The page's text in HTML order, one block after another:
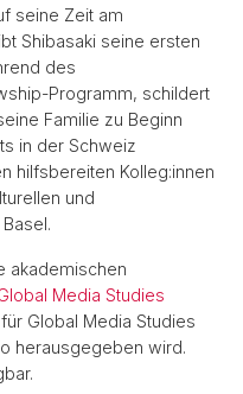
seine Zeit am
Shibasaki seine ersten
des
Programm, schildert
Familie zu Beginn
in der Schweiz
hilfsbereiten Kolleg:innen
und
akademischen
Media Studies
Global Media Studies
herausgegeben wird.